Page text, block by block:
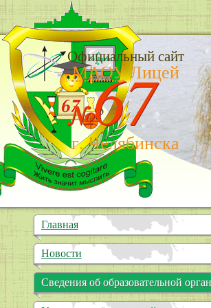
Официальный сайт
МАОУЛицей
№67
г. Челябинска
Главная
Новости
Сведения об образовательной
Основные сведения